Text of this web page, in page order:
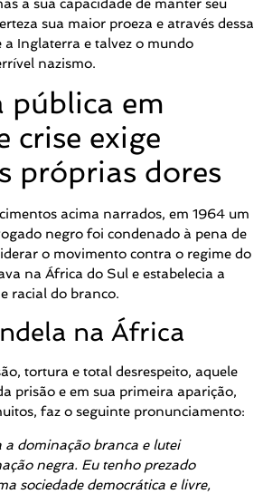
a sua capacidade de manter seu
sua maior proeza e através dessa
a Inglaterra e talvez o mundo
nazismo.
pública em
crise exige
próprias dores
acima narrados, em 1964 um
negro foi condenado à pena de
o movimento contra o regime do
na África do Sul e estabelecia a
racial do branco.
na África
tortura e total desrespeito, aquele
prisão e em sua primeira aparição,
faz o seguinte pronunciamento:
a dominação branca e lutei
negra. Eu tenho prezado
sociedade democrática e livre,